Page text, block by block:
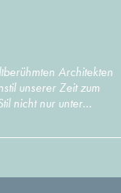
Architekten
unserer Zeit zum
nicht nur unter...